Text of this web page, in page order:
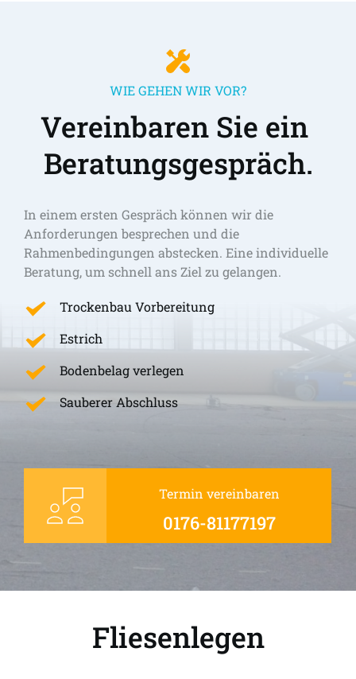
WIE GEHEN WIR VOR?
Vereinbaren Sie ein
Beratungsgespräch.
In einem ersten Gespräch können wir die
Anforderungen besprechen und die
Rahmenbedingungen abstecken. Eine individuelle
Beratung, um schnell ans Ziel zu gelangen.
Trockenbau Vorbereitung
Estrich
Bodenbelag verlegen
Sauberer Abschluss
Termin vereinbaren
0176-81177197
Fliesenlegen